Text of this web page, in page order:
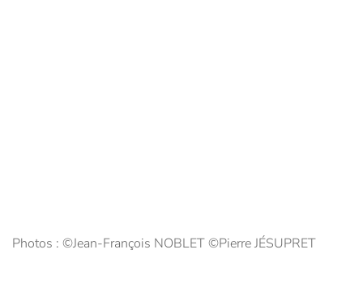
Photos : ©Jean-François NOBLET ©Pierre JÉSUPRET